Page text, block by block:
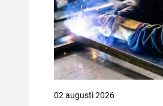
02 augusti 2026